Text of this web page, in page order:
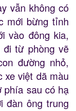
vẫn không có
mới bừng tỉnh
vào đông kia,
đi từ phòng vẽ
đường nhỏ,
xe việt dã màu
phía sau có hạ
đàn ông trung